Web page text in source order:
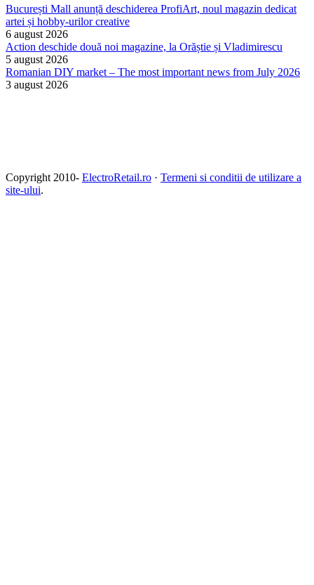
București Mall anunță deschiderea ProfiArt, noul magazin dedicat
artei și hobby-urilor creative
6 august 2026
Action deschide două noi magazine, la Orăștie și Vladimirescu
5 august 2026
Romanian DIY market – The most important news from July 2026
3 august 2026
Copyright 2010- ElectroRetail.ro · Termeni si conditii de utilizare a
site-ului.